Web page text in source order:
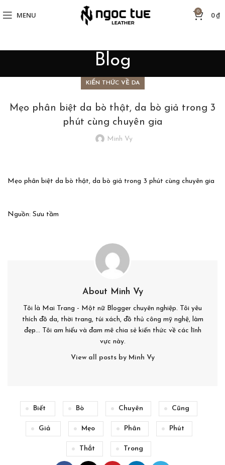
MENU 0 0₫
Blog
KIẾN THỨC VỀ DA
Mẹo phân biệt da bò thật, da bò giả trong 3
phút cùng chuyên gia
Minh Vy
Mẹo phân biệt da bò thật, da bò giả trong 3 phút cùng chuyên gia
Nguồn: Sưu tầm
About Minh Vy
Tôi là Mai Trang - Một nữ Blogger chuyên nghiệp. Tôi yêu
thích đồ da, thời trang, túi xách, đồ thủ công mỹ nghệ, làm
đẹp... Tôi am hiểu và đam mê chia sẻ kiến thức về các lĩnh
vực này.
View all posts by Minh Vy
Biết Bò Chuyên Cũng
Giả Mẹo Phân Phút
Thắt Trong